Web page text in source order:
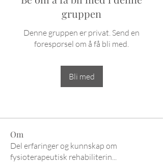
gruppen
Denne gruppen er privat. Send en
forespørsel om å få bli med.
Bli med
Om
Del erfaringer og kunnskap om
fysioterapeutisk rehabiliterin...